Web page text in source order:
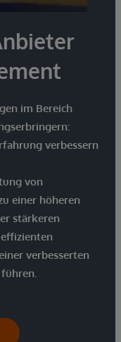
im Bereich
verbessern
von
einer höheren
stärkeren
verbesserten